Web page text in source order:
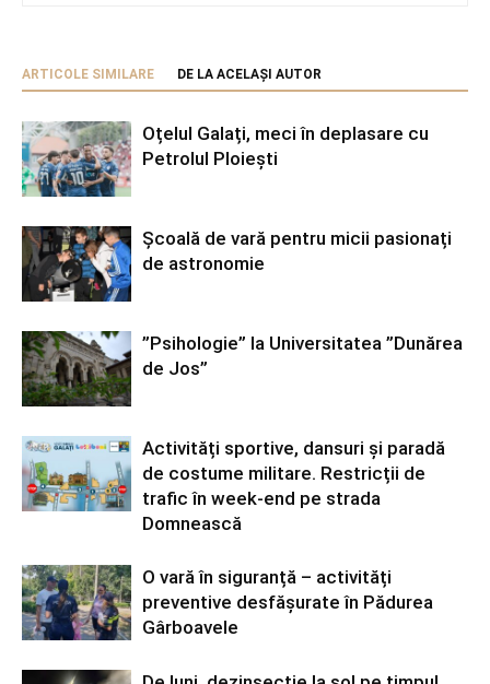
ARTICOLE SIMILARE DE LA ACELAȘI AUTOR
Oțelul Galați, meci în deplasare cu
Petrolul Ploiești
Școală de vară pentru micii pasionați
de astronomie
”Psihologie” la Universitatea ”Dunărea
de Jos”
Activități sportive, dansuri și paradă
de costume militare. Restricții de
trafic în week-end pe strada
Domnească
O vară în siguranță – activități
preventive desfășurate în Pădurea
Gârboavele